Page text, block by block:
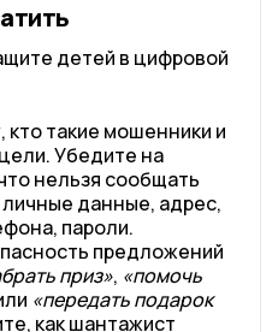
детей в цифровой
такие мошенники и
Убедите на
нельзя сообщать
данные, адрес,
пароли.
предложений
приз», «помочь
«передать подарок
как шантажист